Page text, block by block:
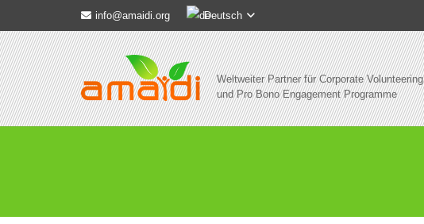
info@amaidi.org Deutsch
Weltweiter Partner für Corporate Volunteering
und Pro Bono Engagement Programme